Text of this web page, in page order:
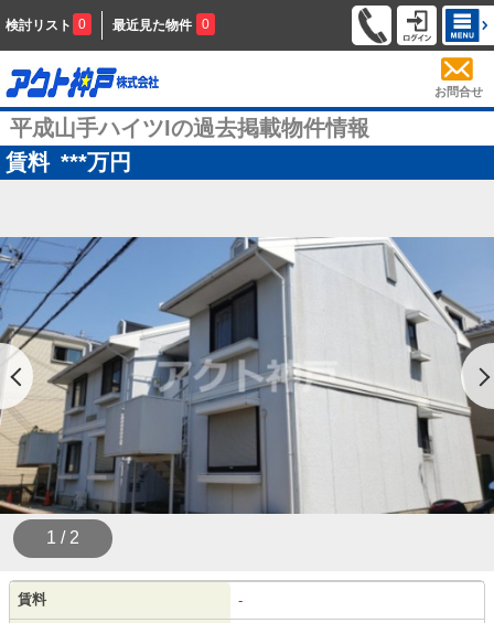
検討リスト 0 最近見た物件 0
お問合せ
平成山手ハイツIの過去掲載物件情報
賃料 ***万円
1 / 2
賃料 -